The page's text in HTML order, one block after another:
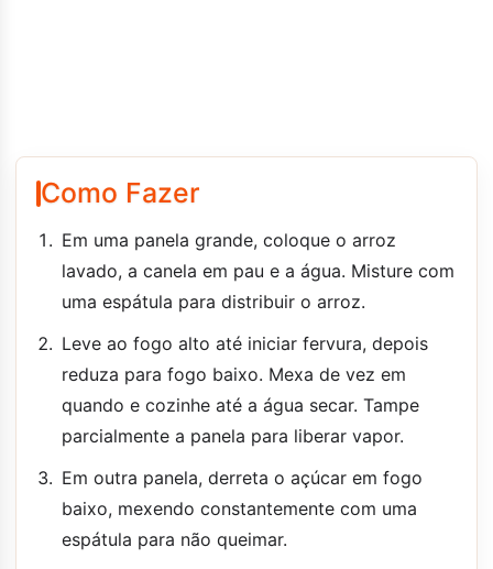
Como Fazer
Em uma panela grande, coloque o arroz
lavado, a canela em pau e a água. Misture com
uma espátula para distribuir o arroz.
Leve ao fogo alto até iniciar fervura, depois
reduza para fogo baixo. Mexa de vez em
quando e cozinhe até a água secar. Tampe
parcialmente a panela para liberar vapor.
Em outra panela, derreta o açúcar em fogo
baixo, mexendo constantemente com uma
espátula para não queimar.